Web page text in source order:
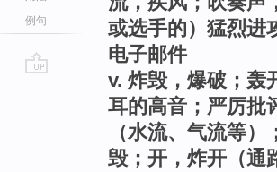
例句
或选手的）猛烈进
电子邮件
v. 炸毁，爆破；
耳的高音；严厉批
（水流、气流等
毁；开，炸开（通